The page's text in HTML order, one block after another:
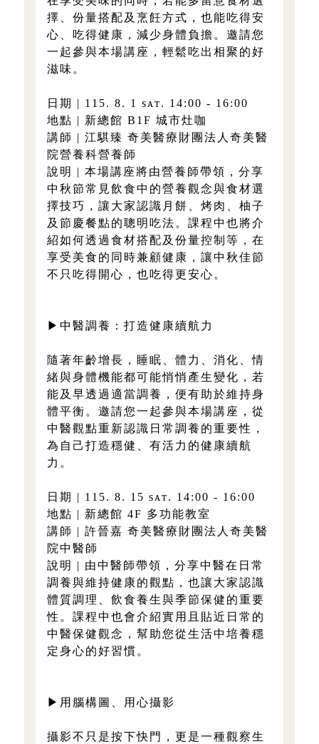
擇、份量搭配及烹飪方式，也能吃得安
心、吃得健康，減少身體負擔。邀請您
一起參與本場講座，輕鬆吃出相聚的好
滋味。
日期 | 115. 8. 1 sᴀᴛ. 14:00 - 16:00
地點 | 新總館 B1F 城市灶咖
講師 | 江騏臻 奇美醫療財團法人奇美醫
院營養科營養師
說明 | 本場講座將由營養師帶領，分享
中秋節常見飲食中的營養觀念與食材選
擇技巧，讓大家認識月餅、烤肉、柚子
及節慶餐點的聰明吃法。課程中也將介
紹如何透過食材搭配及份量控制等，在
享受美食的同時兼顧健康，讓中秋佳節
不只吃得開心，也吃得更安心。
▶中醫調養：打造健康續航力
隨著年齡增長，睡眠、體力、消化、情
緒與身體機能都可能悄悄產生變化，若
能及早透過適當調養，便有助於維持身
體平衡。邀請您一起參與本場講座，從
中醫觀點重新認識日常調養的重要性，
為自己打造穩健、有活力的健康續航
力。
日期 | 115. 8. 15 sᴀᴛ. 14:00 - 16:00
地點 | 新總館 4F 多功能教室
講師 | 許晉嘉 奇美醫療財團法人奇美醫
院中醫師
說明 | 由中醫師帶領，分享中醫在日常
調養與維持健康的觀點，也讓大家認識
體質調理、飲食養生與季節保健的重要
性。課程中也會介紹實用且貼近日常的
中醫保健觀念，幫助您從生活中培養穩
定身心的好習慣。
▶用腦構圖、用心攝影
攝影不只是按下快門，更是一種觀察生